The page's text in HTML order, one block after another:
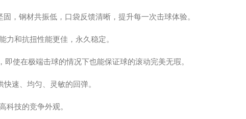
，钢材共振低，口袋反馈清晰，提升每一次击球体验。
力和抗扭性能更佳，永久稳定。
即使在极端击球的情况下也能保证球的滚动完美无瑕。
速、均匀、灵敏的回弹。
科技的竞争外观。